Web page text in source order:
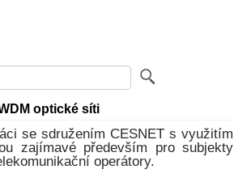
optické síti
se sdružením CESNET s využitím
zajímavé především pro subjekty
operátory.